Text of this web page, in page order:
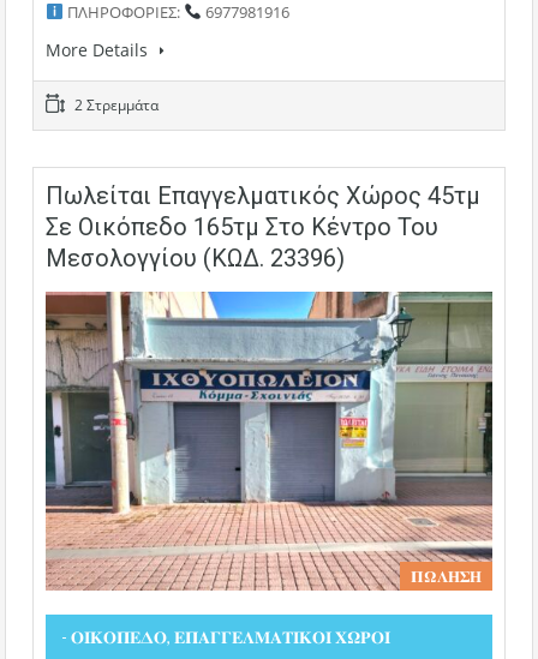
ΠΛΗΡΟΦΟΡΙΕΣ: 6977981916
More Details
2 Στρεμμάτα
Πωλείται Επαγγελματικός Χώρος 45τμ
Σε Οικόπεδο 165τμ Στο Κέντρο Του
Μεσολογγίου (ΚΩΔ. 23396)
𝚷𝛀𝚲𝚮𝚺𝚮
- 𝚶𝚰𝚱𝚶𝚷𝚬𝚫𝚶, 𝚬𝚷𝚨𝚪𝚪𝚬𝚲𝚳𝚨𝚻𝚰𝚱𝚶𝚰 𝚾𝛀𝚸𝚶𝚰